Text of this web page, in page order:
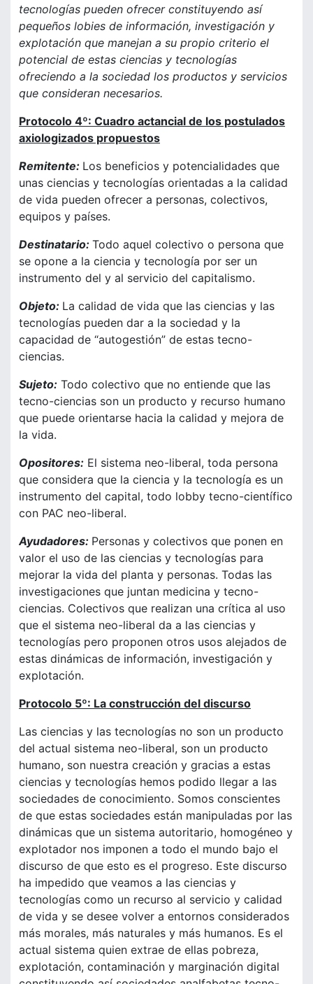
tecnologías pueden ofrecer constituyendo así
pequeños lobies de información, investigación y
explotación que manejan a su propio criterio el
potencial de estas ciencias y tecnologías
ofreciendo a la sociedad los productos y servicios
que consideran necesarios.
Protocolo 4º: Cuadro actancial de los postulados
axiologizados propuestos
Remitente: Los beneficios y potencialidades que
unas ciencias y tecnologías orientadas a la calidad
de vida pueden ofrecer a personas, colectivos,
equipos y países.
Destinatario: Todo aquel colectivo o persona que
se opone a la ciencia y tecnología por ser un
instrumento del y al servicio del capitalismo.
Objeto: La calidad de vida que las ciencias y las
tecnologías pueden dar a la sociedad y la
capacidad de “autogestión” de estas tecno-
ciencias.
Sujeto: Todo colectivo que no entiende que las
tecno-ciencias son un producto y recurso humano
que puede orientarse hacia la calidad y mejora de
la vida.
Opositores: El sistema neo-liberal, toda persona
que considera que la ciencia y la tecnología es un
instrumento del capital, todo lobby tecno-científico
con PAC neo-liberal.
Ayudadores: Personas y colectivos que ponen en
valor el uso de las ciencias y tecnologías para
mejorar la vida del planta y personas. Todas las
investigaciones que juntan medicina y tecno-
ciencias. Colectivos que realizan una crítica al uso
que el sistema neo-liberal da a las ciencias y
tecnologías pero proponen otros usos alejados de
estas dinámicas de información, investigación y
explotación.
Protocolo 5º: La construcción del discurso
Las ciencias y las tecnologías no son un producto
del actual sistema neo-liberal, son un producto
humano, son nuestra creación y gracias a estas
ciencias y tecnologías hemos podido llegar a las
sociedades de conocimiento. Somos conscientes
de que estas sociedades están manipuladas por las
dinámicas que un sistema autoritario, homogéneo y
explotador nos imponen a todo el mundo bajo el
discurso de que esto es el progreso. Este discurso
ha impedido que veamos a las ciencias y
tecnologías como un recurso al servicio y calidad
de vida y se desee volver a entornos considerados
más morales, más naturales y más humanos. Es el
actual sistema quien extrae de ellas pobreza,
explotación, contaminación y marginación digital